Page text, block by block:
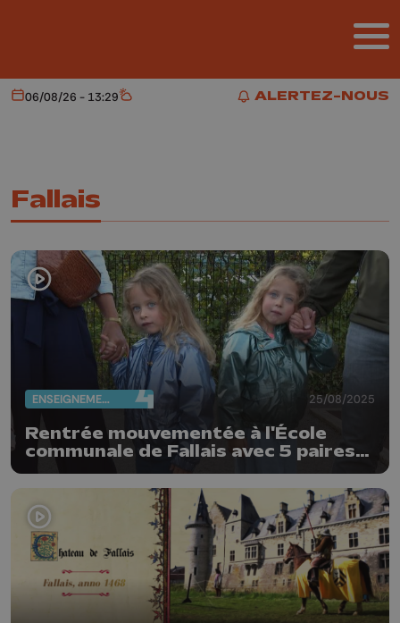
ALERTEZ-NOUS
ALERTEZ-NOUS
Aujourd'hui
06/08/26 - 13:29 Météo
Fallais
ENSEIGNEMENT 25/08/2025
Rentrée mouvementée à l'École
communale de Fallais avec 5 paires
de jumeaux